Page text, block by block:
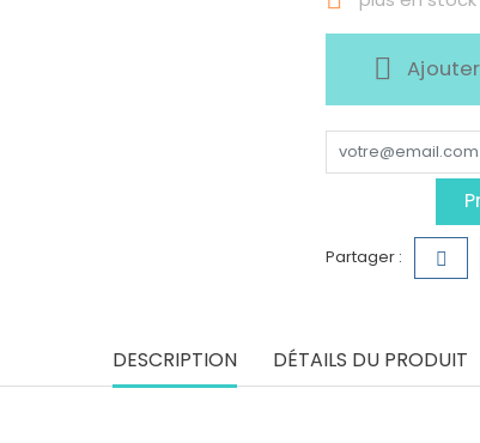
Partager :
DESCRIPTION DÉTAILS DU PRODUIT